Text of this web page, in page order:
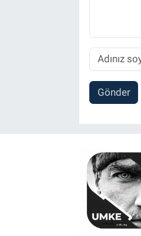
Gönder